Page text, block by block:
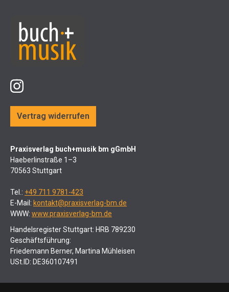
Vertrag widerrufen
Praxisverlag buch+musik bm gGmbH
Haeberlinstraße 1–3
70563 Stuttgart
Tel.: +49 711 9781-423
E-Mail: kontakt@praxisverlag-bm.de
WWW: www.praxisverlag-bm.de
Handelsregister Stuttgart: HRB 789230
Geschäftsführung:
Friedemann Berner, Martina Mühleisen
USt.ID: DE360107491